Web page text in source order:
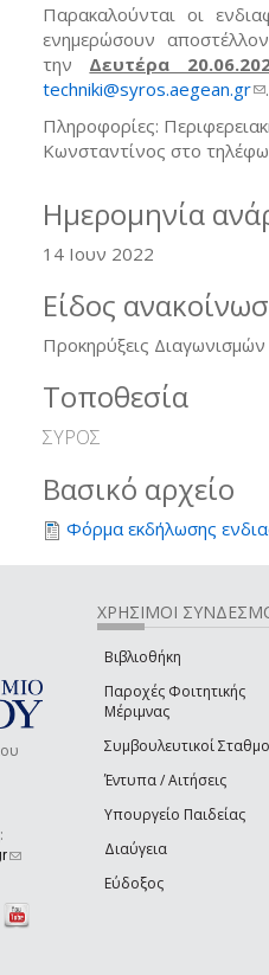
Παρακαλούνται οι
ενημερώσουν
την Δευτέρα
techniki@syros.aegean.gr
.
Πληροφορίες:
Κωνσταντίνος στο
Ημερομηνία
14 Ιουν 2022
Είδος
Προκηρύξεις Διαγωνισμών
Τοποθεσία
ΣΥΡΟΣ
Βασικό αρχείο
Φόρμα εκδήλωσης
(link sends e-mail)
ΧΡΗΣΙΜΟΙ
Βιβλιοθήκη
Παροχές Φοιτητικής
Μέριμνας
Συμβουλευτικοί
Έντυπα / Αιτήσεις
Υπουργείο Παιδείας
Διαύγεια
Εύδοξος